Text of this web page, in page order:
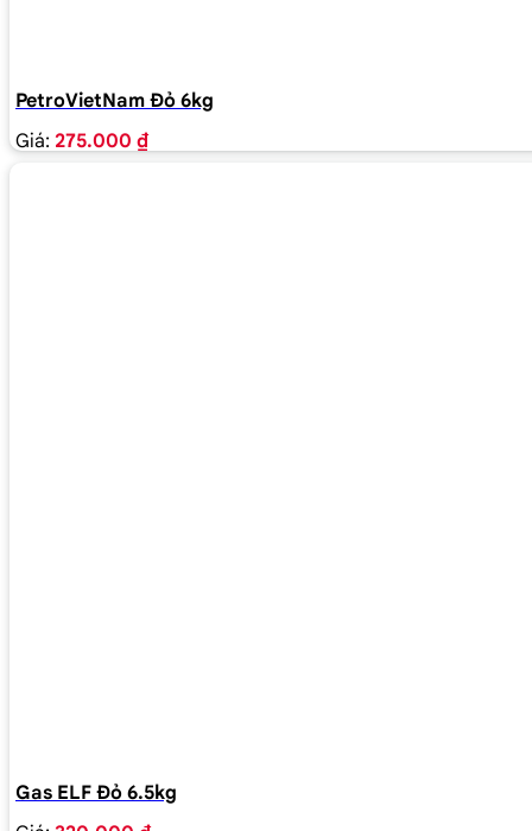
PetroVietNam Đỏ 6kg
Giá: 275.000 ₫
Gas ELF Đỏ 6.5kg